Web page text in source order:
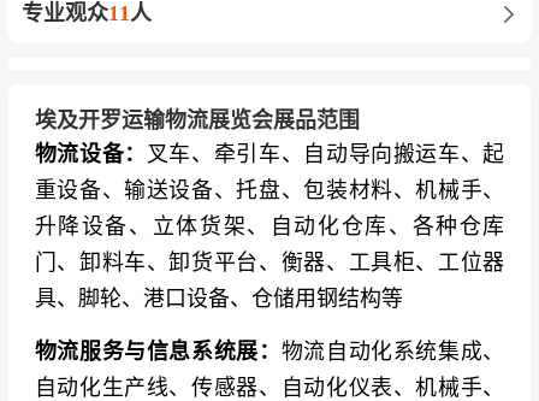
专业观众11人
埃及开罗运输物流展览会展品范围
物流设备： 叉车、牵引车、自动导向搬运车、起
重设备、输送设备、托盘、包装材料、机械手、
升降设备、立体货架、自动化仓库、各种仓库
门、卸料车、卸货平台、衡器、工具柜、工位器
具、脚轮、港口设备、仓储用钢结构等
物流服务与信息系统展： 物流自动化系统集成、
自动化生产线、传感器、自动化仪表、机械手、